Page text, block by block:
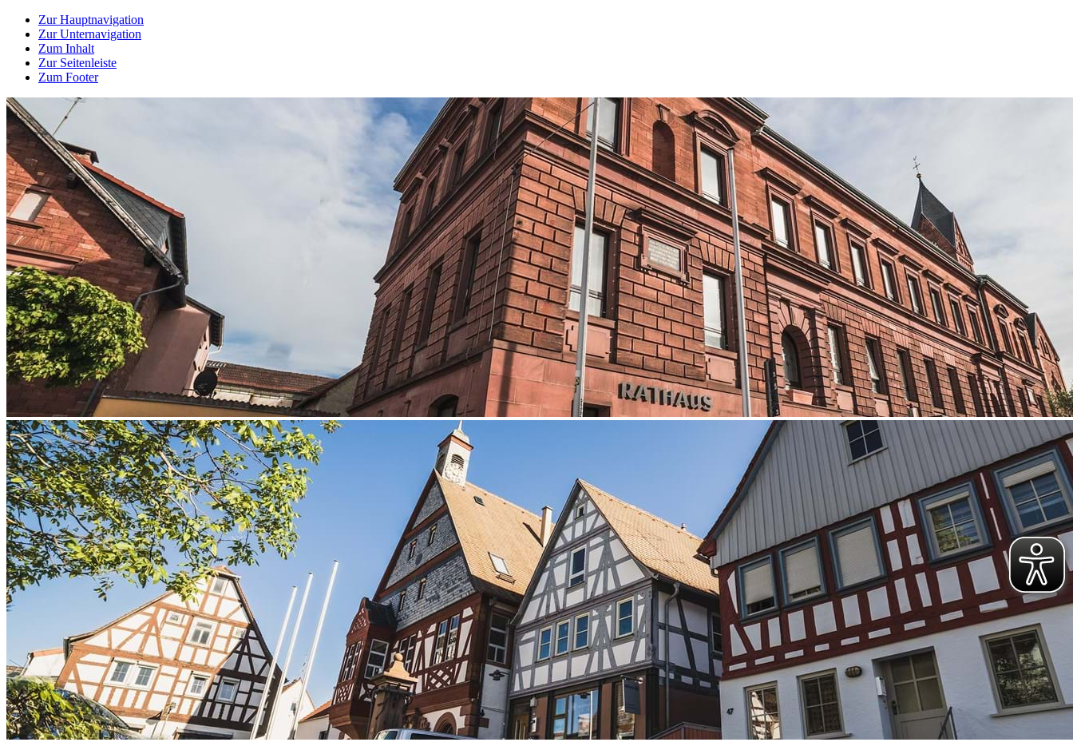
Zur Hauptnavigation
Zur Unternavigation
Zum Inhalt
Zur Seitenleiste
Zum Footer